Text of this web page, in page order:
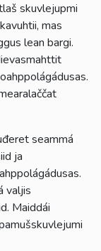
skuvlejupmi
mas
lean bargi.
seammá
ja
valjis
Maiddái